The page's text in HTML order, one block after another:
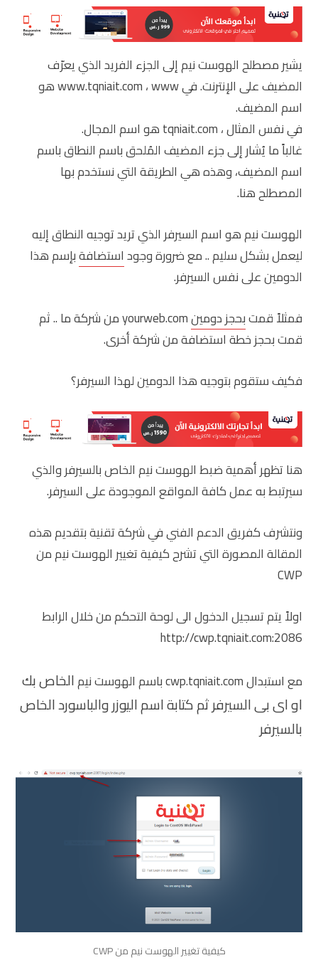
يشير مصطلح الهوست نيم إلى الجزء الفريد الذي يعرّف
المضيف على الإنترنت. في www.tqniait.com ، www هو
اسم المضيف.
في نفس المثال ، tqniait.com هو اسم المجال.
غالباً ما يُشار إلى جزء المضيف المُلحق باسم النطاق باسم
اسم المضيف، وهذه هي الطريقة التي نستخدم بها
المصطلح هنا.
الهوست نيم هو اسم السيرفر الذي تريد توجيه النطاق إليه
ليعمل بشكل سليم .. مع ضرورة وجوداستضافةبإسم هذا
الدومين على نفس السيرفر.
فمثلاً قمتبحجز دومين
yourweb.com من شركة ما .. ثم
قمت بحجز خطة استضافة من شركة أخرى.
فكيف ستقوم بتوجيه هذا الدومين لهذا السيرفر؟
هنا تظهر أهمية ضبط الهوست نيم الخاص بالسيرفر والذي
سيرتبط به عمل كافة المواقع الموجودة على السيرفر.
ونتشرف كفريق الدعم الفني في شركة تقنية بتقديم هذه
المقالة المصورة التي تشرح كيفية تغيير الهوست نيم من
CWP
اولاً يتم تسجيل الدخول الى لوحة التحكم من خلال الرابط
http://cwp.tqniait.com:2086
مع استبدال cwp.tqniait.com باسم الهوست نيم
الخاص بك
او اى بى السيرفر ثم كتابة اسم اليوزر والباسورد الخاص
بالسيرفر
كيفية تغيير الهوست نيم من CWP